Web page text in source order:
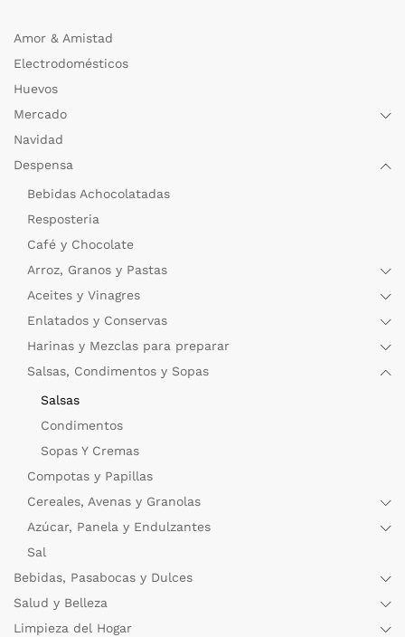
Amor & Amistad
Electrodomésticos
Huevos
Mercado
Navidad
Despensa
Bebidas Achocolatadas
Resposteria
Café y Chocolate
Arroz, Granos y Pastas
Aceites y Vinagres
Enlatados y Conservas
Harinas y Mezclas para preparar
Salsas, Condimentos y Sopas
Salsas
Condimentos
Sopas Y Cremas
Compotas y Papillas
Cereales, Avenas y Granolas
Azúcar, Panela y Endulzantes
Sal
Bebidas, Pasabocas y Dulces
Salud y Belleza
Limpieza del Hogar